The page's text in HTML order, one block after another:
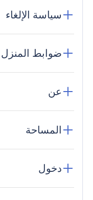
سياسة الإلغاء
ضوابط المنزل
عن
المساحة
دخول